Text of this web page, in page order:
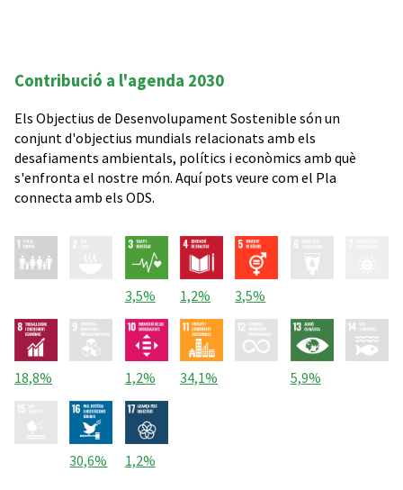
Contribució a l'agenda 2030
Els Objectius de Desenvolupament Sostenible són un
conjunt d'objectius mundials relacionats amb els
desafiaments ambientals, polítics i econòmics amb què
s'enfronta el nostre món. Aquí pots veure com el Pla
connecta amb els ODS.
3,5% 1,2% 3,5%
18,8% 1,2% 34,1% 5,9%
30,6% 1,2%